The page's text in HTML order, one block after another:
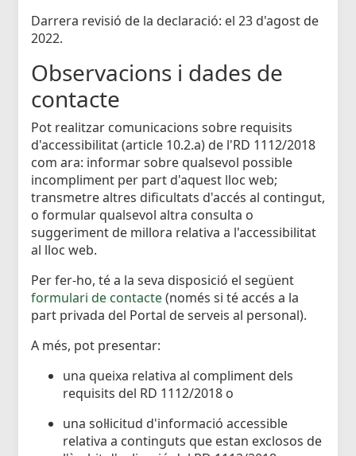
Darrera revisió de la declaració: el 23 d'agost de
2022.
Observacions i dades de
contacte
Pot realitzar comunicacions sobre requisits
d'accessibilitat (article 10.2.a) de l'RD 1112/2018
com ara: informar sobre qualsevol possible
incompliment per part d'aquest lloc web;
transmetre altres dificultats d'accés al contingut,
o formular qualsevol altra consulta o
suggeriment de millora relativa a l'accessibilitat
al lloc web.
Per fer-ho, té a la seva disposició el següent
formulari de contacte(només si té accés a la
part privada del Portal de serveis al personal).
A més, pot presentar:
una queixa relativa al compliment dels
requisits del RD 1112/2018 o
una sol·licitud d'informació accessible
relativa a continguts que estan exclosos de